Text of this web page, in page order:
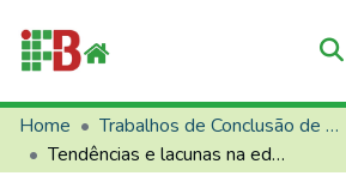
Communities & Collections
All of RIIFB
Home Trabalhos de Conclusão de Curso (TCCs)
Tendências e lacunas na educação ambiental com ênfase em ambientes aquáticos continentais: uma revisão cienciométrica